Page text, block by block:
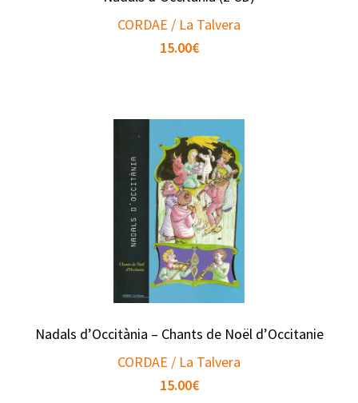
CORDAE / La Talvera
15.00€
Nadals d’Occitània – Chants de Noël d’Occitanie
CORDAE / La Talvera
15.00€